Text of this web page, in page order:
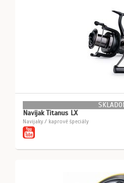
Navijak Titanus LX
Navijaky / kaprové špeciály